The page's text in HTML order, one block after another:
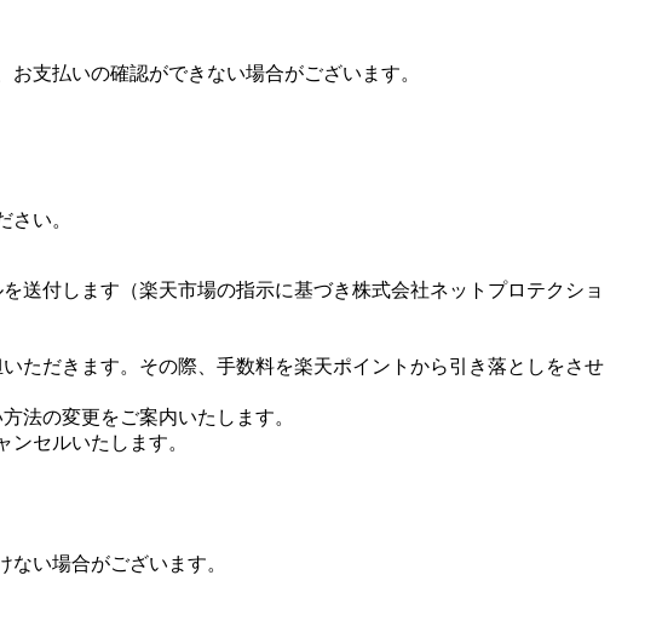
支払いの確認ができない場合がございます。
さい。
送付します（楽天市場の指示に基づき株式会社ネットプロテクショ
ただきます。その際、手数料を楽天ポイントから引き落としをさせ
法の変更をご案内いたします。
セルいたします。
い場合がございます。